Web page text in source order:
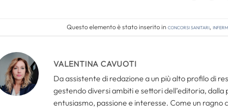
Questo elemento è stato inserito inConcorsi Sanitari,
VALENTINA CAVUOTI
Da assistente di redazione a un più alto profilo di
gestendo diversi ambiti e settori dell’editoria,
entusiasmo, passione e interesse. Come un